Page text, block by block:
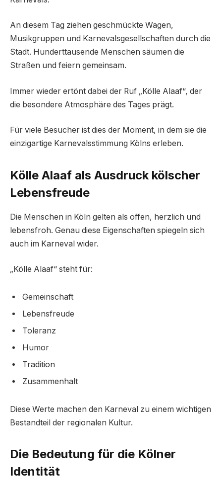
An diesem Tag ziehen geschmückte Wagen,
Musikgruppen und Karnevalsgesellschaften durch die
Stadt. Hunderttausende Menschen säumen die
Straßen und feiern gemeinsam.
Immer wieder ertönt dabei der Ruf „Kölle Alaaf“, der
die besondere Atmosphäre des Tages prägt.
Für viele Besucher ist dies der Moment, in dem sie die
einzigartige Karnevalsstimmung Kölns erleben.
Kölle Alaaf als Ausdruck kölscher
Lebensfreude
Die Menschen in Köln gelten als offen, herzlich und
lebensfroh. Genau diese Eigenschaften spiegeln sich
auch im Karneval wider.
„Kölle Alaaf“ steht für:
Gemeinschaft
Lebensfreude
Toleranz
Humor
Tradition
Zusammenhalt
Diese Werte machen den Karneval zu einem wichtigen
Bestandteil der regionalen Kultur.
Die Bedeutung für die Kölner
Identität